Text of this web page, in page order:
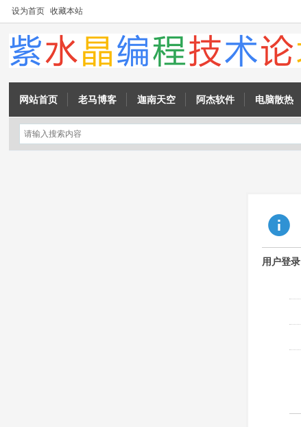
设为首页 收藏本站
网站首页 老马博客 迦南天空 阿杰软件 电脑散热
用户登录